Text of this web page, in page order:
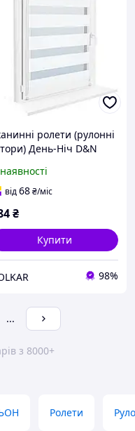
ролети (рулонні
День-Ніч D&N
(Польща)
від68₴/міс
₴
Купити
98%
...
з 8000+
Ролети